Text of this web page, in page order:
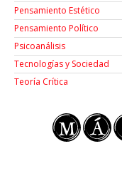
Pensamiento Estético
Pensamiento Político
Psicoanálisis
Tecnologías y Sociedad
Teoría Crítica